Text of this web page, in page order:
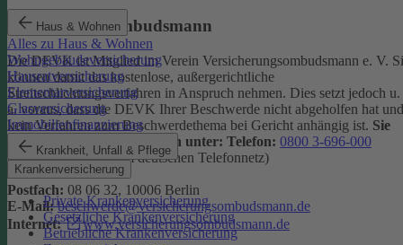
Haus & Wohnen
Alles zu Haus & Wohnen
Wohngebäudeversicherung
Hausratversicherung
Elementarversicherung
Glasversicherung
Immobilienfinanzierung
Krankheit, Unfall & Pflege
Krankenversicherung
Private Krankenversicherung
Gesetzliche Krankenversicherung
Betriebliche Krankenversicherung
Versicherungsombudsmann
Die DEVK ist Mitglied im Verein Versicherungsombudsmann e. V.
können damit das kostenlose, außergerichtliche
Streitschlichtungsverfahren in Anspruch nehmen. Dies setzt jedoch u.
a. voraus, dass die DEVK Ihrer Beschwerde nicht abgeholfen hat und
kein Verfahren zum Beschwerdethema bei Gericht anhängig ist. Sie
erreichen den Ombudsmann unter: Telefon: 0800 3-696-000
(gebührenfrei aus dem deutschen Telefonnetz)
Fax:0800 3-699-000
Postfach: 08 06 32, 10006 Berlin
E-Mail:beschwerde@versicherungsombudsmann.de
Internet:
www.versicherungsombudsmann.de